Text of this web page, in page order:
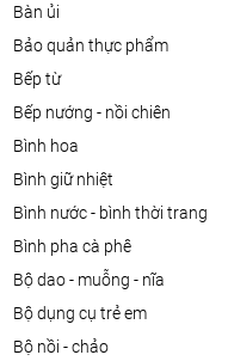
bàn ủi
bảo quản thực phẩm
bếp từ
bếp nướng - nồi chiên
bình hoa
bình giữ nhiệt
bình nước - bình thời trang
bình pha cà phê
bộ dao - muỗng - nĩa
bộ dụng cụ trẻ em
bộ nồi - chảo